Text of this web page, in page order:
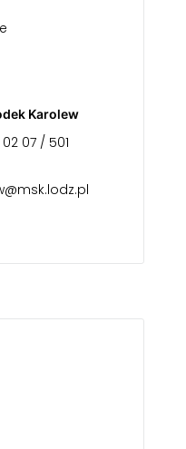
Karolew
07 / 501